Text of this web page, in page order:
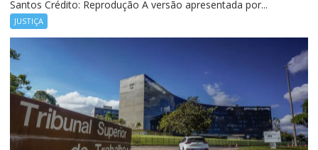
Santos Crédito: Reprodução A versão apresentada por...
JUSTIÇA